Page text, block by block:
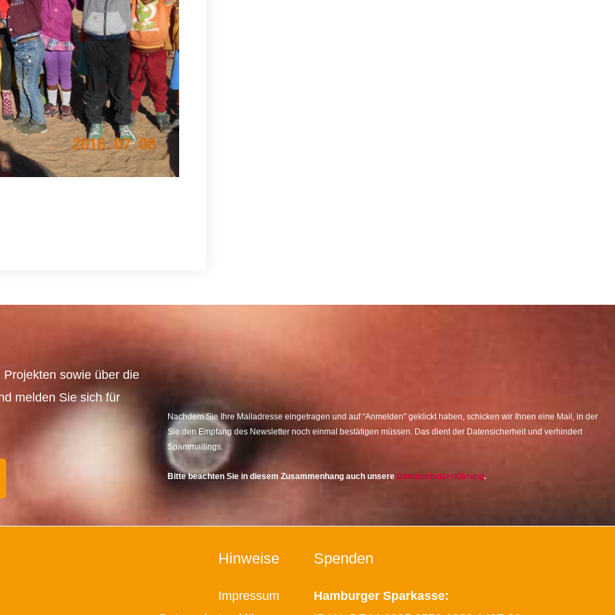
sowie über die
melden Sie sich für
Nachdem Sie Ihre Mailadresse eingetragen und auf “Anmelden” geklickt haben, schicken wir Ihnen eine Mail, in der
Sie den Empfang des Newsletter noch einmal bestätigen müssen. Das dient der Datensicherheit und verhindert
Spammailings.
Bitte beachten Sie in diesem Zusammenhang auch unsere Datenschutzerklärung.
Hinweise
Impressum
Spenden
Hamburger Sparkasse: